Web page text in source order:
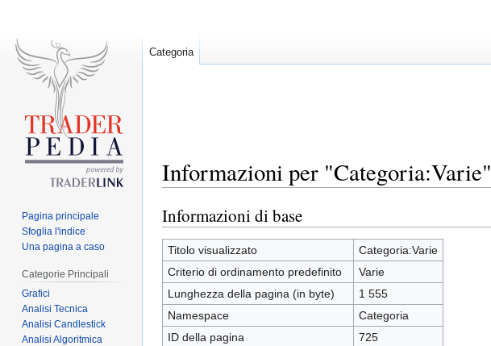
Informazioni per "Categoria:Varie"
Jump
to
navigation
Jump
to
search
Informazioni di base
Titolo visualizzato
Categoria:Varie
Criterio di ordinamento predefinito
Varie
Lunghezza della pagina (in byte)
1 555
Namespace
Categoria
ID della pagina
725
Categoria
Pagina principale
Sfoglia l'indice
Una pagina a caso
Categorie Principali
Grafici
Analisi Tecnica
Analisi Candlestick
Analisi Algoritmica